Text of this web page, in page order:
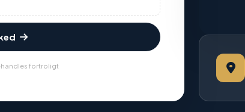
fortroligt